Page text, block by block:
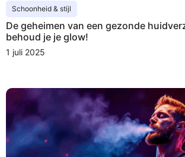
Schoonheid & stijl
De geheimen van een gezonde
behoud je je glow!
1 juli 2025